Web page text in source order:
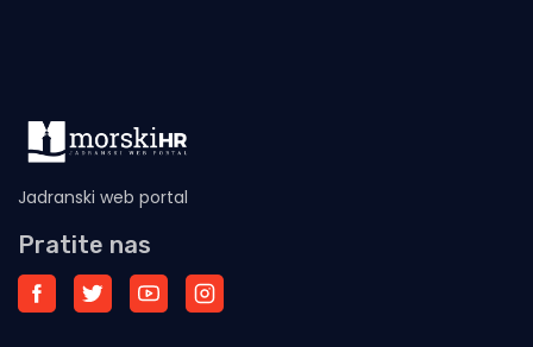
Jadranski web portal
Pratite nas